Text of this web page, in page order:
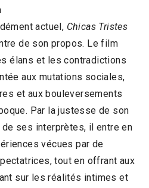
actuel, Chicas Tristes
de son propos. Le film
élans et les contradictions
aux mutations sociales,
et aux bouleversements
Par la justesse de son
de ses interprètes, il entre en
vécues par de
tout en offrant aux
sur les réalités intimes et